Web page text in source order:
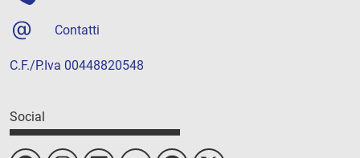
Contatti
C.F./P.Iva 00448820548
Social